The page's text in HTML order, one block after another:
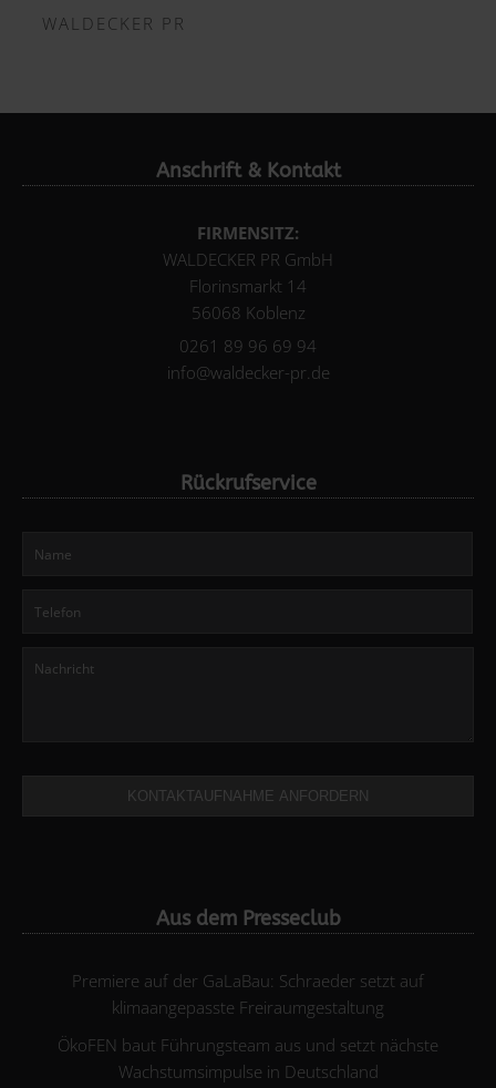
WALDECKER PR
Anschrift & Kontakt
FIRMENSITZ:
WALDECKER PR GmbH
Florinsmarkt 14
56068 Koblenz
0261 89 96 69 94
info@waldecker-pr.de
Rückrufservice
KONTAKTAUFNAHME ANFORDERN
Aus dem Presseclub
Premiere auf der GaLaBau: Schraeder setzt auf
klimaangepasste Freiraumgestaltung
ÖkoFEN baut Führungsteam aus und setzt nächste
Wachstumsimpulse in Deutschland